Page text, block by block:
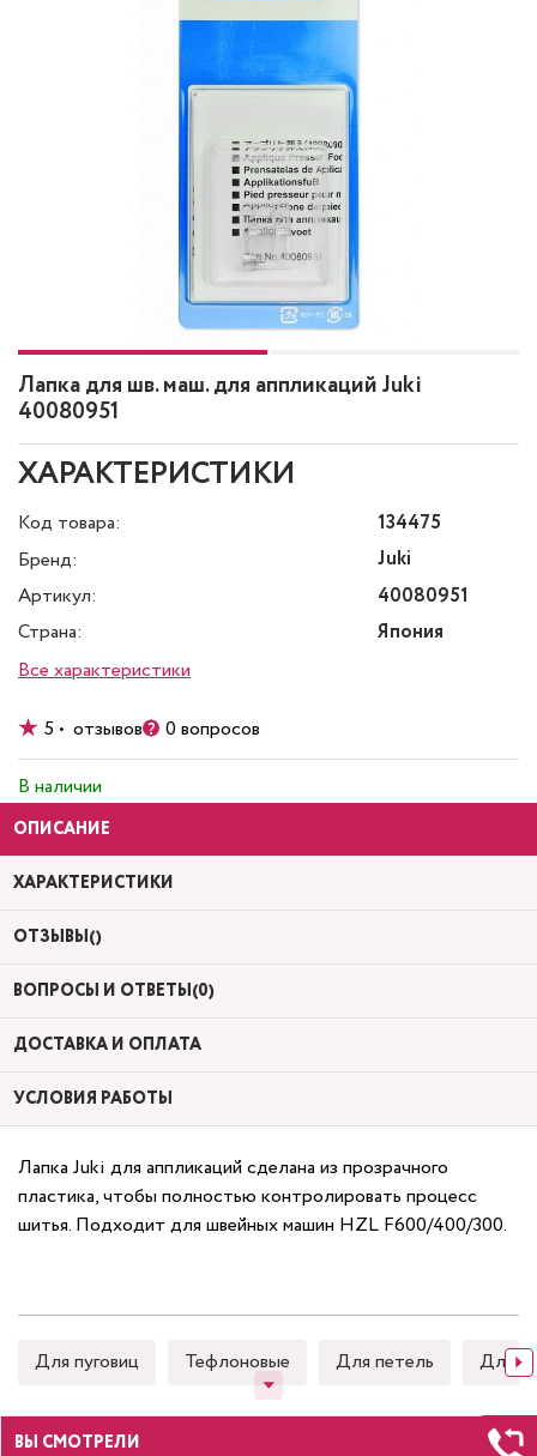
Лапка для шв. маш. для аппликаций Juki
40080951
ХАРАКТЕРИСТИКИ
Код товара:
134475
Бренд:
Juki
Артикул:
40080951
Страна:
Япония
Все характеристики
5 • отзывов 0 вопросов
В наличии
ОПИСАНИЕ
ХАРАКТЕРИСТИКИ
ОТЗЫВЫ()
ВОПРОСЫ И ОТВЕТЫ(0)
ДОСТАВКА И ОПЛАТА
УСЛОВИЯ РАБОТЫ
Лапка Juki для аппликаций сделана из прозрачного
пластика, чтобы полностью контролировать процесс
шитья. Подходит для швейных машин HZL F600/400/300.
Для пуговиц Тефлоновые Для петель Для
ВЫ СМОТРЕЛИ